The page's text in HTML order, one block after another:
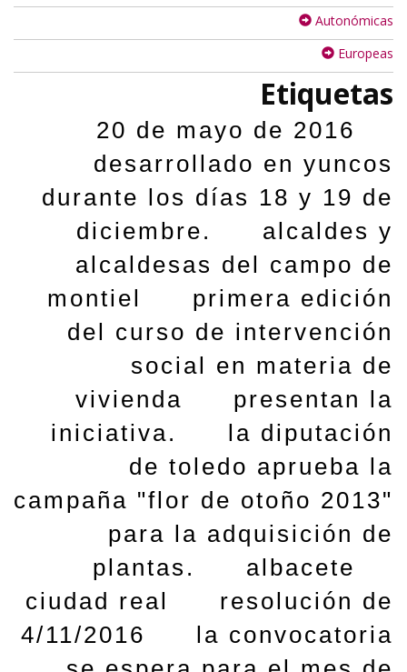
Autonómicas
Europeas
Etiquetas
20 de mayo de 2016
desarrollado en yuncos
durante los días 18 y 19 de
diciembre.
alcaldes y
alcaldesas del campo de
montiel
primera edición
del curso de intervención
social en materia de
vivienda
presentan la
iniciativa.
la diputación
de toledo aprueba la
campaña "flor de otoño 2013"
para la adquisición de
plantas.
albacete
ciudad real
resolución de
4/11/2016
la convocatoria